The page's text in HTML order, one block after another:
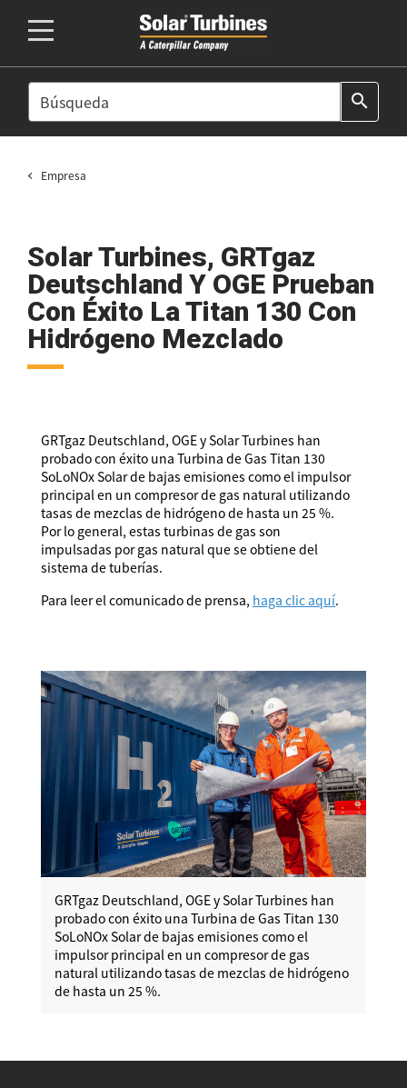
SEARCH search
Empresa
Solar Turbines, GRTgaz
Deutschland Y OGE Prueban
Con Éxito La Titan 130 Con
Hidrógeno Mezclado
GRTgaz Deutschland, OGE y Solar Turbines han
probado con éxito una Turbina de Gas Titan 130
SoLoNOx Solar de bajas emisiones como el impulsor
principal en un compresor de gas natural utilizando
tasas de mezclas de hidrógeno de hasta un 25 %.
Por lo general, estas turbinas de gas son
impulsadas por gas natural que se obtiene del
sistema de tuberías.
Para leer el comunicado de prensa, haga clic aquí.
GRTgaz Deutschland, OGE y Solar Turbines han
probado con éxito una Turbina de Gas Titan 130
SoLoNOx Solar de bajas emisiones como el
impulsor principal en un compresor de gas
natural utilizando tasas de mezclas de hidrógeno
de hasta un 25 %.